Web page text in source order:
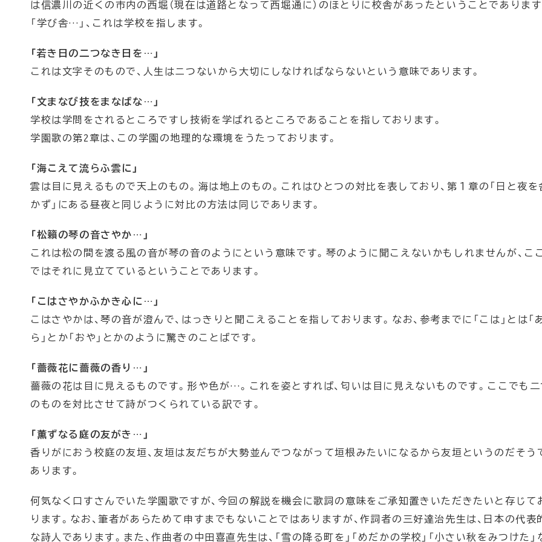
は信濃川の近くの市内の西堀（現在は道路となって西堀通に）のほとりに校舎があったということであります
「学び舎…」、これは学校を指します。
「若き日の二つなき日を…」
これは文字そのもので、人生はニつないから大切にしなければならないという意味であります。
「文まなび技をまなばな…」
学校は学問をされるところですし技術を学ばれるところであることを指しております。
学園歌の第2章は、この学園の地理的な環境をうたっております。
「海こえて流らふ雲に」
雲は目に見えるもので天上のもの。海は地上のもの。これはひとつの対比を表しており、第１章の「日と夜を
かず」にある昼夜と同じように対比の方法は同じであります。
「松籟の琴の音さやか…」
これは松の間を渡る風の音が琴の音のようにという意味です。琴のように聞こえないかもしれませんが、ここ
ではそれに見立てているということであります。
「こはさやかふかき心に…」
こはさやかは、琴の音が澄んで、はっきりと聞こえることを指しております。なお、参考までに「こは」とは「
ら」とか「おや」とかのように驚きのことばです。
「薔薇花に薔薇の香り…」
薔薇の花は目に見えるものです。形や色が…。これを姿とすれば、匂いは目に見えないものです。ここでも二
のものを対比させて詩がつくられている訳です。
「薫ずなる庭の友がき…」
香りがにおう校庭の友垣、友垣は友だちが大勢並んでつながって垣根みたいになるから友垣というのだそう
あります。
何気なく口すさんでいた学園歌ですが、今回の解説を機会に歌詞の意味をご承知置きいただきたいと存じて
ります。なお、筆者があらためて申すまでもないことではありますが、作詞者の三好達治先生は、日本の代表
な詩人であります。また、作曲者の中田喜直先生は、「雪の降る町を」「めだかの学校」「小さい秋をみつけた」